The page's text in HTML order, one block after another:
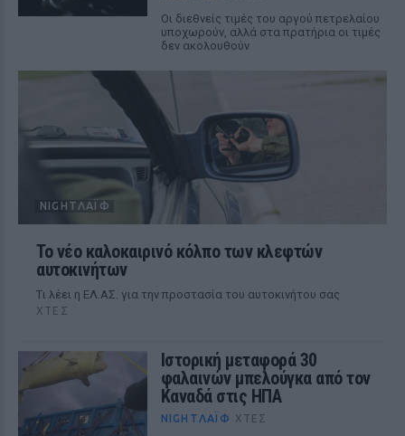
Οι διεθνείς τιμές του αργού πετρελαίου
υποχωρούν, αλλά στα πρατήρια οι τιμές
δεν ακολουθούν
NIGHTΛΆΙΦ
Το νέο καλοκαιρινό κόλπο των κλεφτών
αυτοκινήτων
Tι λέει η ΕΛ.ΑΣ. για την προστασία του αυτοκινήτου σας
ΧΤΕΣ
Ιστορική μεταφορά 30
φαλαινών μπελούγκα από τον
Καναδά στις ΗΠΑ
NIGHTΛΆΙΦ ΧΤΕΣ